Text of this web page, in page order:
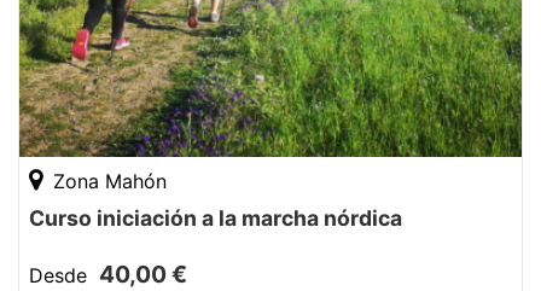
Zona Mahón
Curso iniciación a la marcha nórdica
Desde 40,00 €